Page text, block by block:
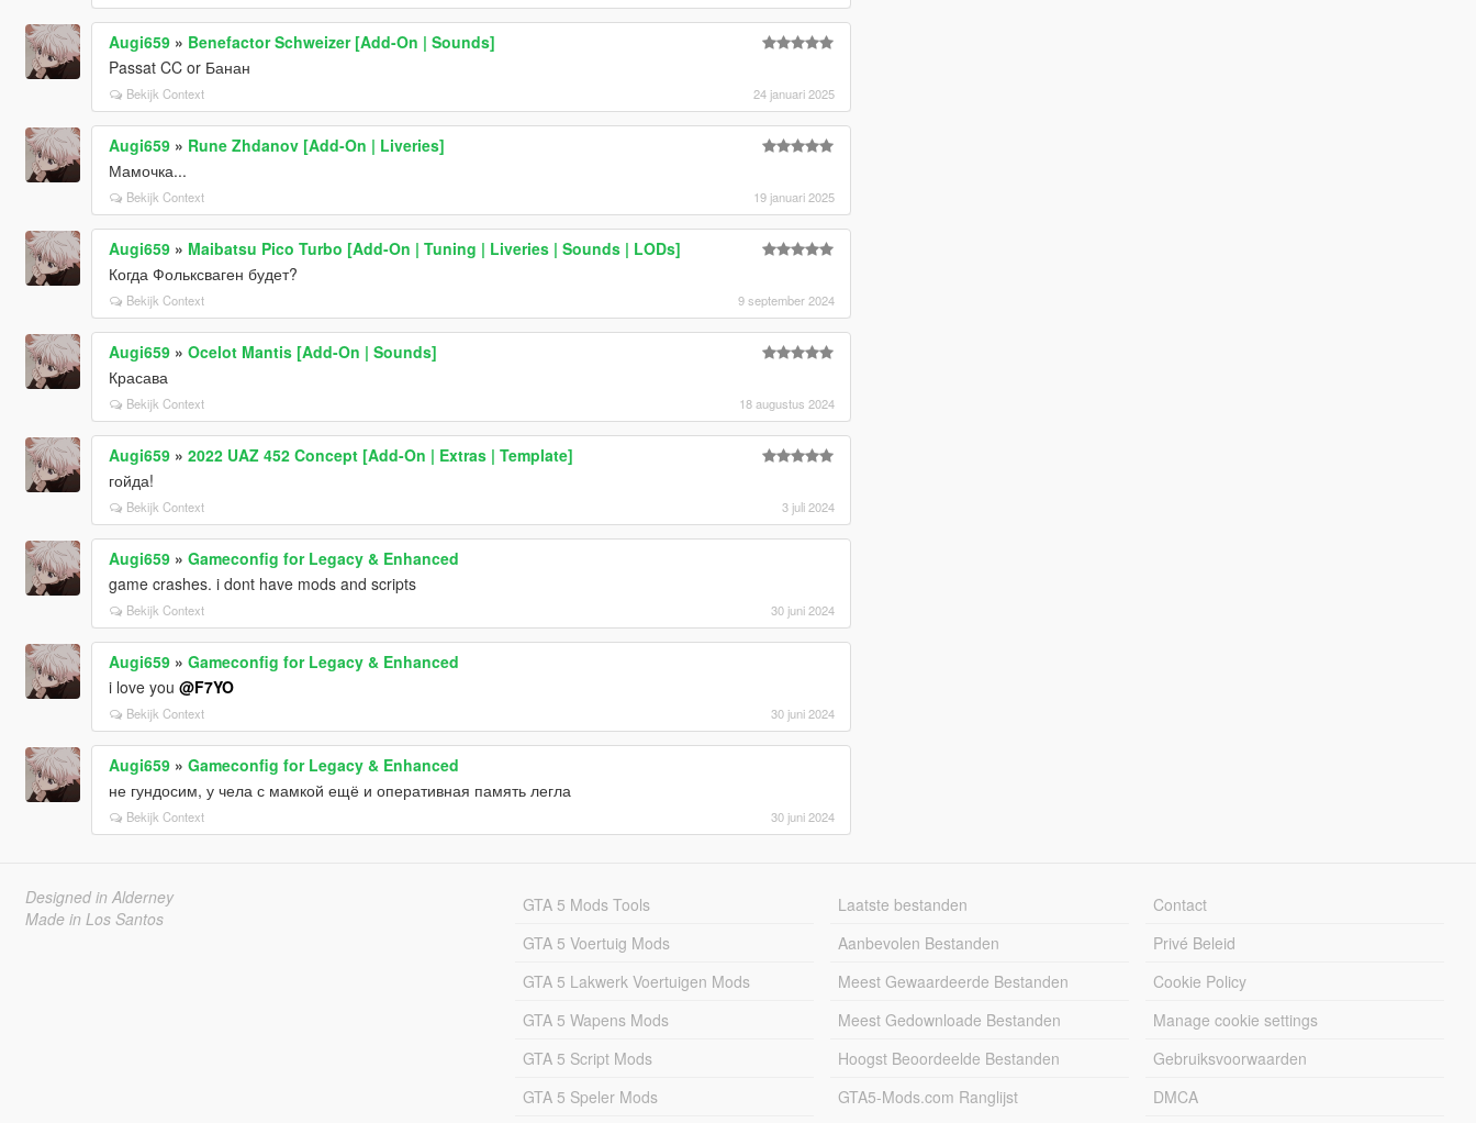
Augi659» Benefactor Schweizer [Add-On | Sounds]
Passat CC or Банан
Bekijk Context 24 januari 2025
Augi659» Rune Zhdanov [Add-On | Liveries]
Мамочка...
Bekijk Context 19 januari 2025
Augi659» Maibatsu Pico Turbo [Add-On | Tuning | Liveries | Sounds | LODs]
Когда Фольксваген будет?
Bekijk Context 9 september 2024
Augi659» Ocelot Mantis [Add-On | Sounds]
Красава
Bekijk Context 18 augustus 2024
Augi659» 2022 UAZ 452 Concept [Add-On | Extras | Template]
гойда!
Bekijk Context 3 juli 2024
Augi659» Gameconfig for Legacy & Enhanced
game crashes. i dont have mods and scripts
Bekijk Context 30 juni 2024
Augi659» Gameconfig for Legacy & Enhanced
i love you @F7YO
Bekijk Context 30 juni 2024
Augi659» Gameconfig for Legacy & Enhanced
не гундосим, у чела с мамкой ещё и оперативная память легла
Bekijk Context 30 juni 2024
Designed in Alderney
Made in Los Santos
GTA 5 Mods Tools
GTA 5 Voertuig Mods
GTA 5 Lakwerk Voertuigen Mods
GTA 5 Wapens Mods
GTA 5 Script Mods
GTA 5 Speler Mods
Laatste bestanden
Aanbevolen Bestanden
Meest Gewaardeerde Bestanden
Meest Gedownloade Bestanden
Hoogst Beoordeelde Bestanden
GTA5-Mods.com Ranglijst
Contact
Privé Beleid
Cookie Policy
Manage cookie settings
Gebruiksvoorwaarden
DMCA